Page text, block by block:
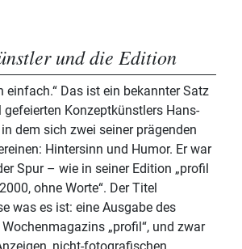
und die Edition
einfach.“ Das ist ein bekannter Satz
Konzeptkünstlers Hans-
dem sich zwei seiner prägenden
Hintersinn und Humor. Er war
Spur – wie in seiner Edition „profil
ohne Worte“. Der Titel
was es ist: eine Ausgabe des
„profil“, und zwar